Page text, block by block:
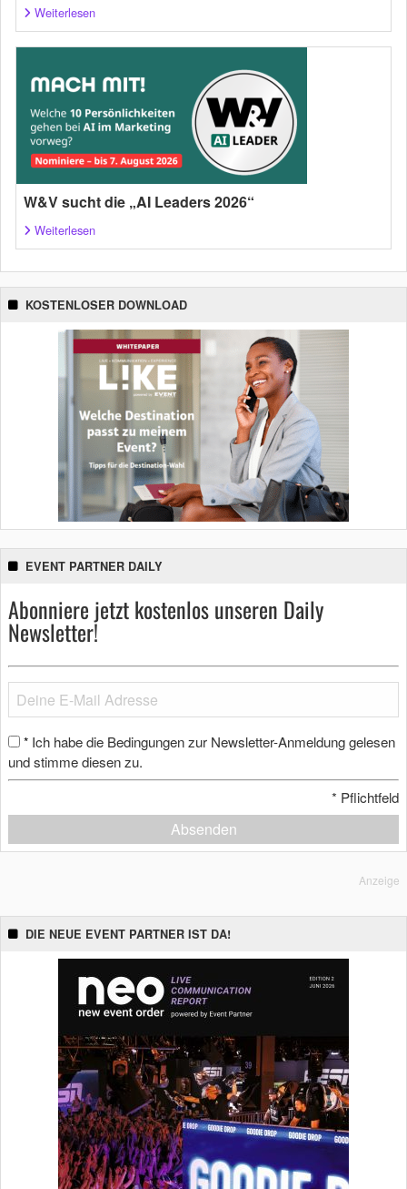
Weiterlesen
W&V sucht die „AI Leaders 2026“
Weiterlesen
KOSTENLOSER DOWNLOAD
EVENT PARTNER DAILY
Abonniere jetzt kostenlos unseren Daily
Newsletter!
* Ich habe die Bedingungen zur Newsletter-Anmeldung gelesen
und stimme diesen zu.
* Pflichtfeld
Absenden
Anzeige
DIE NEUE EVENT PARTNER IST DA!